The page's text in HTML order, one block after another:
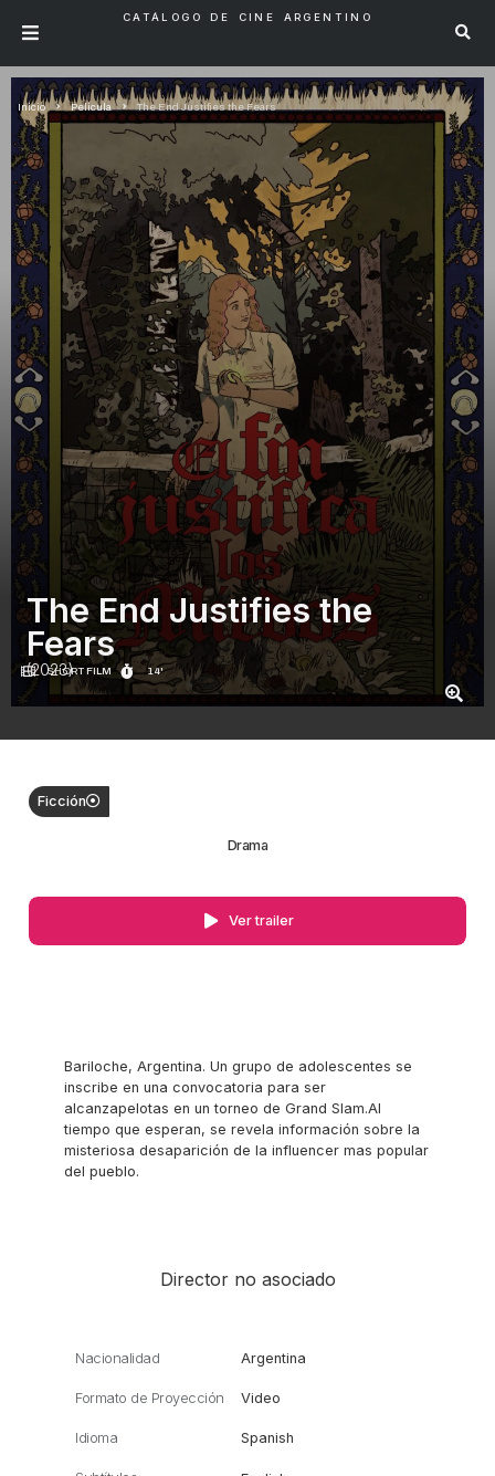
CATÁLOGO DE CINE ARGENTINO
Inicio Pelicula The End Justifies the Fears
SHORT FILM 14'
The End Justifies the
Fears
(2023)
Ficción
Drama
Ver trailer
Bariloche, Argentina. Un grupo de adolescentes se
inscribe en una convocatoria para ser
alcanzapelotas en un torneo de Grand Slam.Al
tiempo que esperan, se revela información sobre la
misteriosa desaparición de la influencer mas popular
del pueblo.
Director no asociado
Nacionalidad Argentina
Formato de Proyección Video
Idioma Spanish